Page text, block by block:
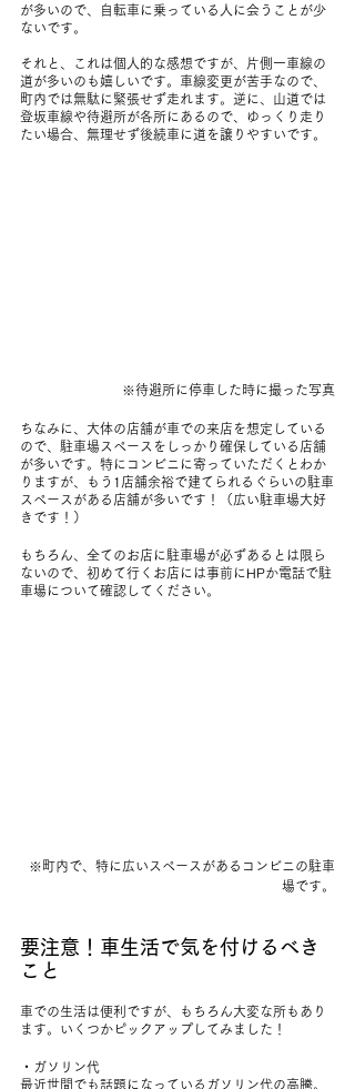
が多いので、自転車に乗っている人に会うことが少
ないです。
それと、これは個人的な感想ですが、片側一車線の
道が多いのも嬉しいです。車線変更が苦手なので、
町内では無駄に緊張せず走れます。逆に、山道では
登坂車線や待避所が各所にあるので、ゆっくり走り
たい場合、無理せず後続車に道を譲りやすいです。
※待避所に停車した時に撮った写真
ちなみに、大体の店舗が車での来店を想定している
ので、駐車場スペースをしっかり確保している店舗
が多いです。特にコンビニに寄っていただくとわか
りますが、もう1店舗余裕で建てられるぐらいの駐車
スペースがある店舗が多いです！（広い駐車場大好
きです！）
もちろん、全てのお店に駐車場が必ずあるとは限ら
ないので、初めて行くお店には事前にHPか電話で駐
車場について確認してください。
※町内で、特に広いスペースがあるコンビニの駐車
場です。
要注意！車生活で気を付けるべき
こと
車での生活は便利ですが、もちろん大変な所もあり
ます。いくつかピックアップしてみました！
・ガソリン代
最近世間でも話題になっているガソリン代の高騰。